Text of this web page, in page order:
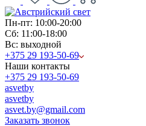
Пн-пт: 10:00-20:00
Сб: 11:00-18:00
Вс: выходной
+375 29 193-50-69
Наши контакты
+375 29 193-50-69
asvetby
asvetby
asvet.by@gmail.com
Заказать звонок